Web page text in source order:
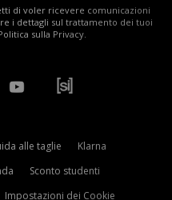
di voler ricevere comunicazioni
i dettagli sul trattamento dei tuoi
sulla Privacy.
alle taglie
Klarna
Sconto studenti
Impostazioni dei Cookie